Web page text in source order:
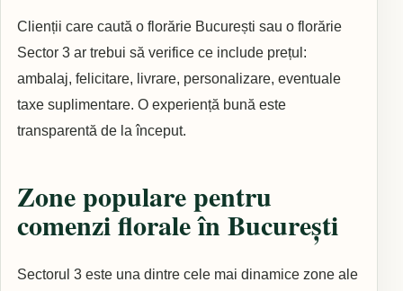
Clienții care caută o florărie București sau o florărie
Sector 3 ar trebui să verifice ce include prețul:
ambalaj, felicitare, livrare, personalizare, eventuale
taxe suplimentare. O experiență bună este
transparentă de la început.
Zone populare pentru
comenzi florale în București
Sectorul 3 este una dintre cele mai dinamice zone ale